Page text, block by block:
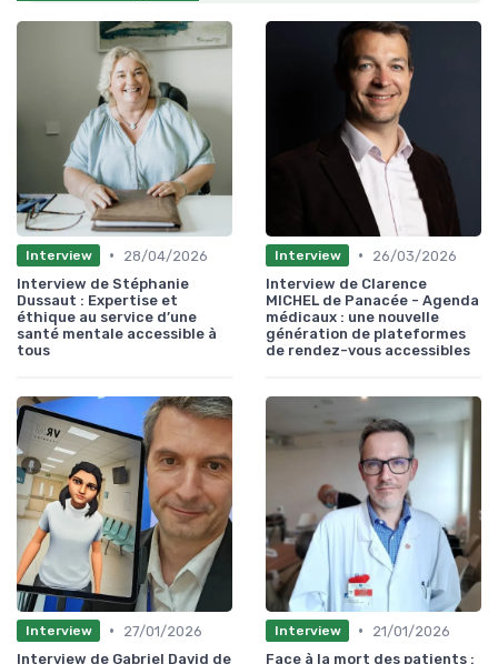
Interview •
28/04/2026
Interview de Stéphanie
Dussaut : Expertise et
éthique au service d’une
santé mentale accessible à
tous
Interview •
26/03/2026
Interview de Clarence
MICHEL de Panacée - Agenda
médicaux : une nouvelle
génération de plateformes
de rendez-vous accessibles
Interview •
27/01/2026
Interview de Gabriel David de
Interview •
21/01/2026
Face à la mort des patients :